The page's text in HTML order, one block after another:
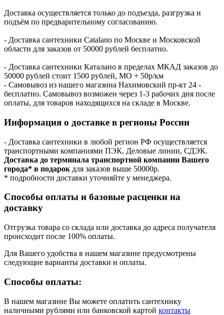
Доставка осуществляется только до подъезда, разгрузка и
подъём по предварительному согласованию.
- Доставка сантехники Catalano по Москве и Московской
области для заказов от 50000 рублей бесплатно.
- Доставка сантехники Каталано в пределах МКАД заказов до
50000 рублей стоит 1500 рублей, МО + 50р/км
- Самовывоз из нашего магазина Нахимовский пр-кт 24 -
бесплатно. Самовывоз возможен через 1-3 рабочих дня после
оплаты, для товаров находящихся на складе в Москве.
Информация о доставке в регионы России
- Доставка сантехники в любой регион РФ осуществляется
транспортными компаниями ПЭК, Деловые линии, СДЭК.
Доставка до терминала транспортной компании Вашего
города* в подарок для заказов выше 50000р.
* подробности доставки уточняйте у менеджера.
Способы оплаты и базовые расценки на
доставку
Отгрузка товара со склада или доставка до адреса получателя
происходит после 100% оплаты.
Для Вашего удобства в нашем магазине предусмотрены
следующие варианты доставки и оплаты.
Способы оплаты:
В нашем магазине Вы можете оплатить сантехнику
наличными рублями или банковской картой контакты